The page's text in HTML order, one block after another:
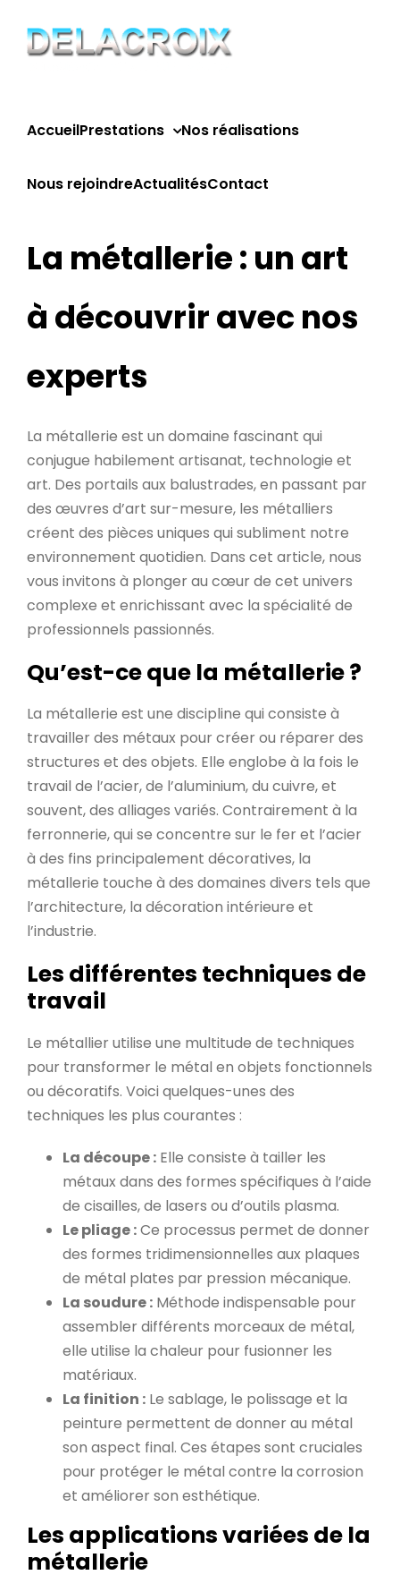
contenu
AccueilPrestations Nos réalisations
Nous rejoindreActualitésContact
La métallerie : un art
à découvrir avec nos
experts
La métallerie est un domaine fascinant qui
conjugue habilement artisanat, technologie et
art. Des portails aux balustrades, en passant par
des œuvres d’art sur-mesure, les métalliers
créent des pièces uniques qui subliment notre
environnement quotidien. Dans cet article, nous
vous invitons à plonger au cœur de cet univers
complexe et enrichissant avec la spécialité de
professionnels passionnés.
Qu’est-ce que la métallerie ?
La métallerie est une discipline qui consiste à
travailler des métaux pour créer ou réparer des
structures et des objets. Elle englobe à la fois le
travail de l’acier, de l’aluminium, du cuivre, et
souvent, des alliages variés. Contrairement à la
ferronnerie, qui se concentre sur le fer et l’acier
à des fins principalement décoratives, la
métallerie touche à des domaines divers tels que
l’architecture, la décoration intérieure et
l’industrie.
Les différentes techniques de
travail
Le métallier utilise une multitude de techniques
pour transformer le métal en objets fonctionnels
ou décoratifs. Voici quelques-unes des
techniques les plus courantes :
La découpe : Elle consiste à tailler les
métaux dans des formes spécifiques à l’aide
de cisailles, de lasers ou d’outils plasma.
Le pliage :Ce processus permet de donner
des formes tridimensionnelles aux plaques
de métal plates par pression mécanique.
La soudure : Méthode indispensable pour
assembler différents morceaux de métal,
elle utilise la chaleur pour fusionner les
matériaux.
La finition : Le sablage, le polissage et la
peinture permettent de donner au métal
son aspect final. Ces étapes sont cruciales
pour protéger le métal contre la corrosion
et améliorer son esthétique.
Les applications variées de la
métallerie